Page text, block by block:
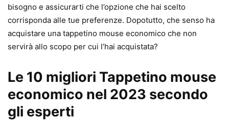
bisogno e assicurarti che l’opzione che hai scelto
corrisponda alle tue preferenze. Dopotutto, che senso ha
acquistare una tappetino mouse economico che non
servirà allo scopo per cui l’hai acquistata?
Le 10 migliori Tappetino mouse
economico nel 2023 secondo
gli esperti